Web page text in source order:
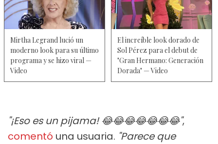
Mirtha Legrand lució un
moderno look para su último
programa y se hizo viral —
Video
El increíble look dorado de
Sol Pérez para el debut de
"Gran Hermano: Generación
Dorada" — Video
"¡Eso es un pijama! 😂😂😂😂😂😂😂",
comentó una usuaria. "Parece que